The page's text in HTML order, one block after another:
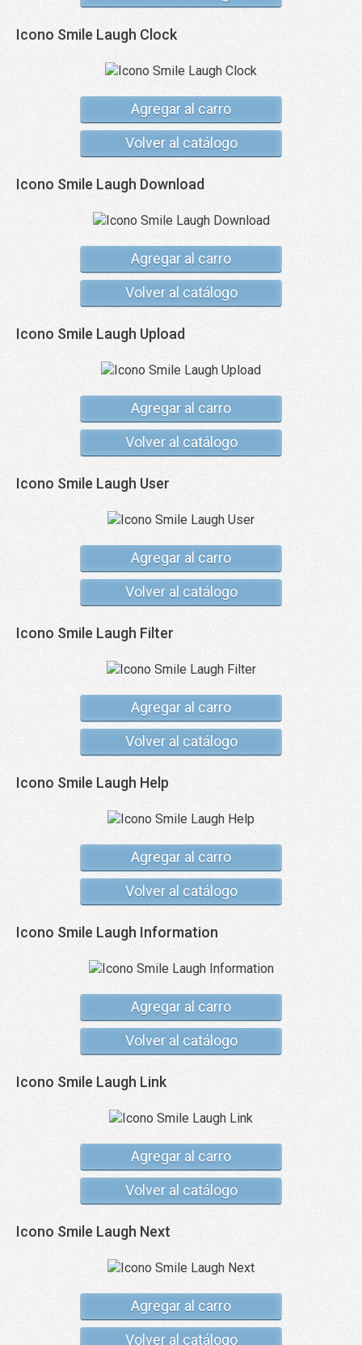
Icono Smile Laugh Clock
Agregar al carro
Volver al catálogo
Icono Smile Laugh Download
Agregar al carro
Volver al catálogo
Icono Smile Laugh Upload
Agregar al carro
Volver al catálogo
Icono Smile Laugh User
Agregar al carro
Volver al catálogo
Icono Smile Laugh Filter
Agregar al carro
Volver al catálogo
Icono Smile Laugh Help
Agregar al carro
Volver al catálogo
Icono Smile Laugh Information
Agregar al carro
Volver al catálogo
Icono Smile Laugh Link
Agregar al carro
Volver al catálogo
Icono Smile Laugh Next
Agregar al carro
Volver al catálogo